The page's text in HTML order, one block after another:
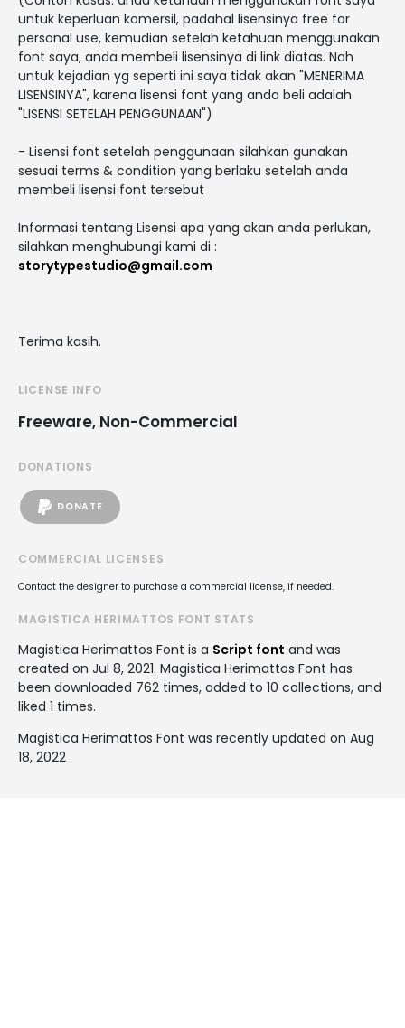
untuk keperluan komersil, padahal lisensinya free for
personal use, kemudian setelah ketahuan menggunakan
font saya, anda membeli lisensinya di link diatas. Nah
untuk kejadian yg seperti ini saya tidak akan "MENERIMA
LISENSINYA", karena lisensi font yang anda beli adalah
"LISENSI SETELAH PENGGUNAAN")
- Lisensi font setelah penggunaan silahkan gunakan
sesuai terms & condition yang berlaku setelah anda
membeli lisensi font tersebut
Informasi tentang Lisensi apa yang akan anda perlukan,
silahkan menghubungi kami di :
storytypestudio@gmail.com
Terima kasih.
LICENSE INFO
Freeware, Non-Commercial
DONATIONS
DONATE
COMMERCIAL LICENSES
Contact the designer to purchase a commercial license, if needed.
MAGISTICA HERIMATTOS FONT STATS
Magistica Herimattos Font is a Script font and was
created on Jul 8, 2021. Magistica Herimattos Font has
been downloaded 762 times, added to 10 collections, and
liked 1 times.
Magistica Herimattos Font was recently updated on Aug
18, 2022